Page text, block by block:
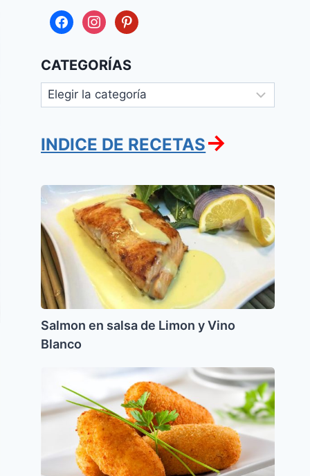
facebookinstagrampinterest
CATEGORÍAS
Categorías
INDICE DE RECETAS→
Salmon
en
salsa
de
Limon
y
Vino
Blanco
Salmon en salsa de Limon y Vino
Blanco
papa
(Pesaj)